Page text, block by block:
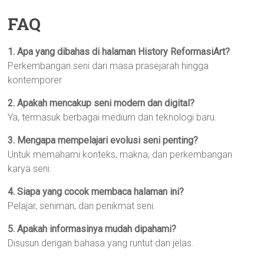
FAQ
1. Apa yang dibahas di halaman History ReformasiArt?
Perkembangan seni dari masa prasejarah hingga
kontemporer.
2. Apakah mencakup seni modern dan digital?
Ya, termasuk berbagai medium dan teknologi baru.
3. Mengapa mempelajari evolusi seni penting?
Untuk memahami konteks, makna, dan perkembangan
karya seni.
4. Siapa yang cocok membaca halaman ini?
Pelajar, seniman, dan penikmat seni.
5. Apakah informasinya mudah dipahami?
Disusun dengan bahasa yang runtut dan jelas.